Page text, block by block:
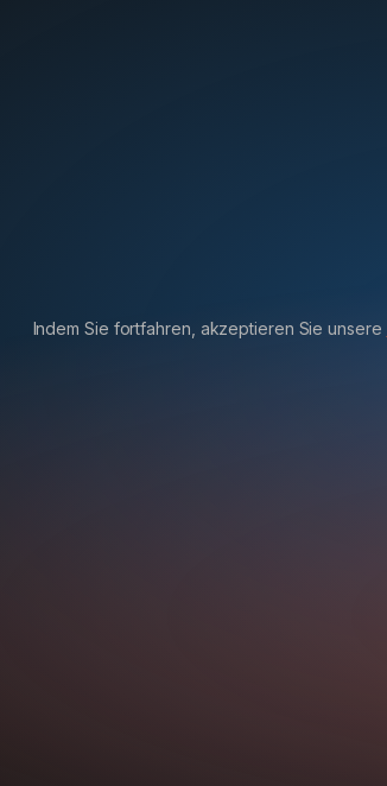
Indem Sie fortfahren, akzeptieren Sie unsere